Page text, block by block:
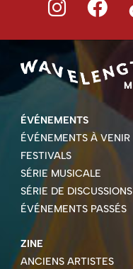
ÉVÉNEMENTS
ÉVÉNEMENTS À VENIR
FESTIVALS
SÉRIE MUSICALE
SÉRIE DE DISCUSSIONS
ÉVÉNEMENTS PASSÉS
ZINE
ANCIENS ARTISTES